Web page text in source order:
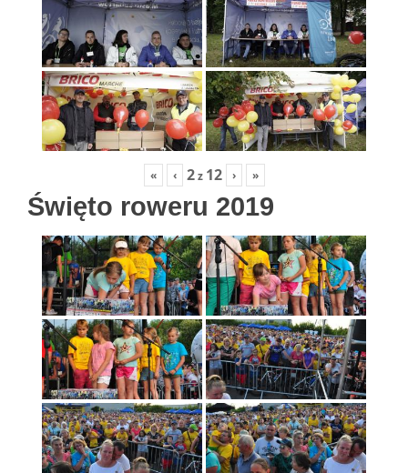
« ‹ 2z 12 › »
Święto roweru 2019